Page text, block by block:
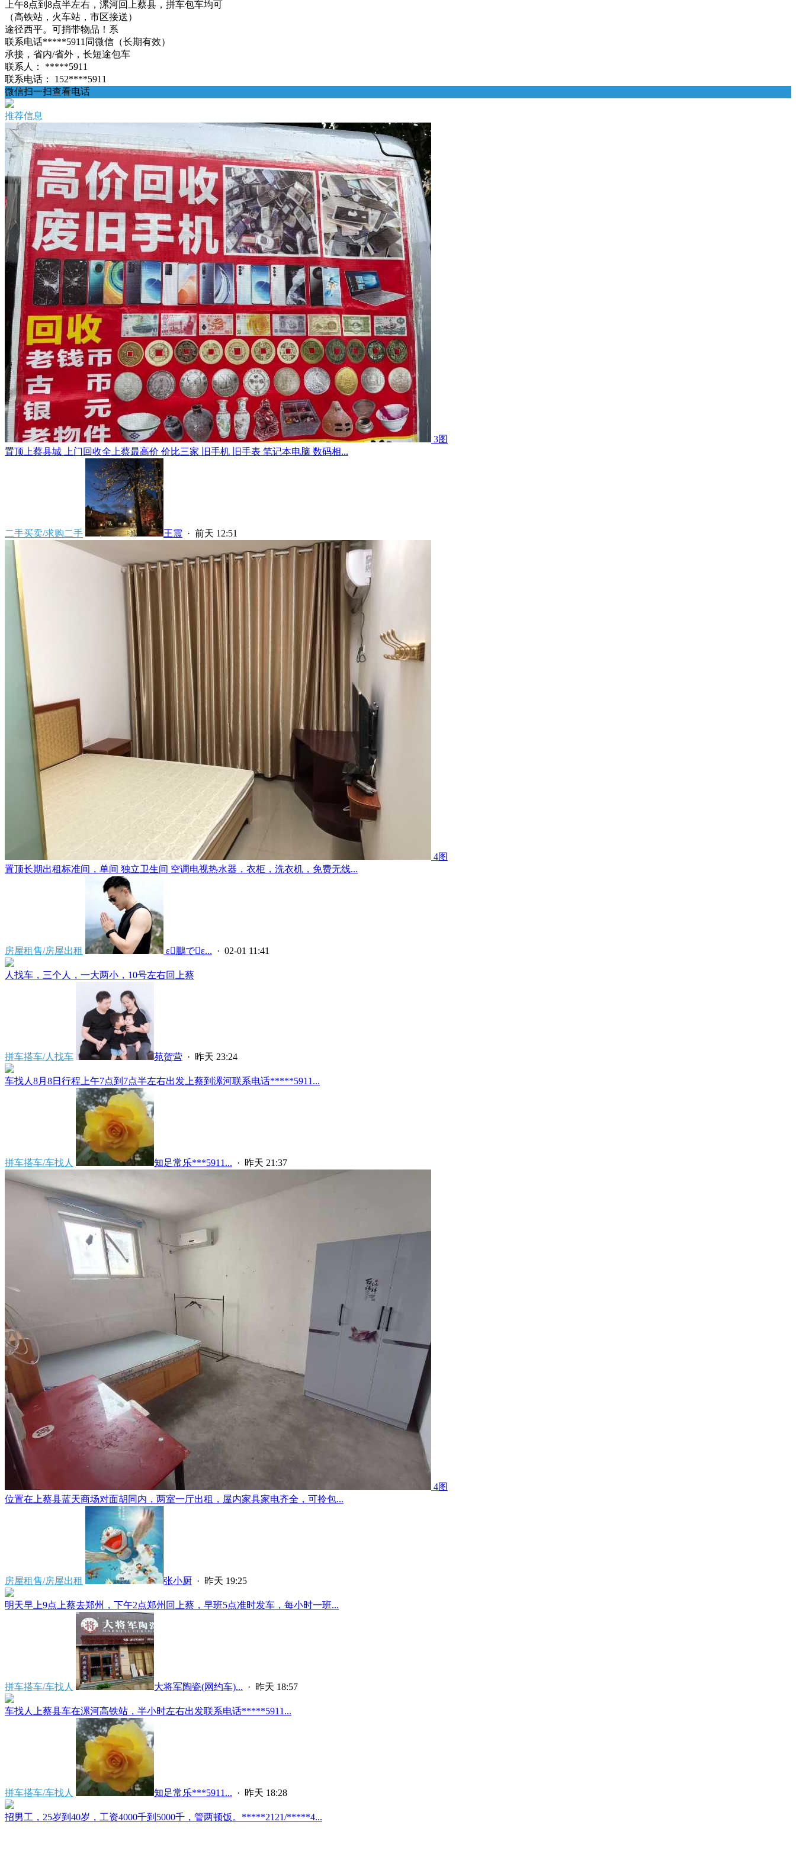
上午8点到8点半左右，漯河回上蔡县，拼车包车均可
（高铁站，火车站，市区接送）
途径西平。可捎带物品！系
联系电话*****5911同微信（长期有效）
承接，省内/省外，长短途包车
联系人：
*****5911
联系电话：
152****5911
微信扫一扫查看电话
推荐信息
3图
置顶 上蔡县城 上门回收全上蔡最高价 价比三家 旧手机 旧手表 笔记本电脑 数码相...
二手买卖/求购二手 王震 · 前天 12:51
4图
置顶长期出租标准间，单间 独立卫生间 空调电视热水器，衣柜，洗衣机，免费无线...
房屋租售/房屋出租  ε鵬でε... · 02-01 11:41
人找车，三个人，一大两小，10号左右回上蔡
拼车搭车/人找车 苑贺营 · 昨天 23:24
车找人8月8日行程上午7点到7点半左右出发上蔡到漯河联系电话*****5911...
拼车搭车/车找人 知足常乐***5911... · 昨天 21:37
4图
位置在上蔡县蓝天商场对面胡同内，两室一厅出租，屋内家具家电齐全，可拎包...
房屋租售/房屋出租 张小厨 · 昨天 19:25
明天早上9点上蔡去郑州，下午2点郑州回上蔡，早班5点准时发车，每小时一班...
拼车搭车/车找人 大将军陶瓷(网约车)... · 昨天 18:57
车找人上蔡县车在漯河高铁站，半小时左右出发联系电话*****5911...
拼车搭车/车找人 知足常乐***5911... · 昨天 18:28
招男工，25岁到40岁，工资4000千到5000千，管两顿饭。*****2121/*****4...